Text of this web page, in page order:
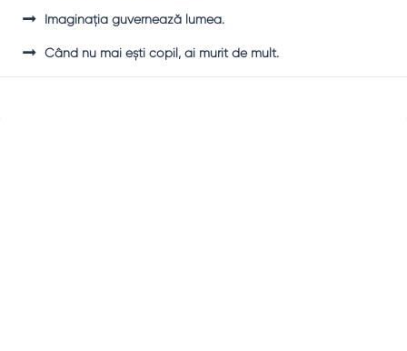
Imaginaţia guvernează lumea.
Când nu mai eşti copil, ai murit de mult.